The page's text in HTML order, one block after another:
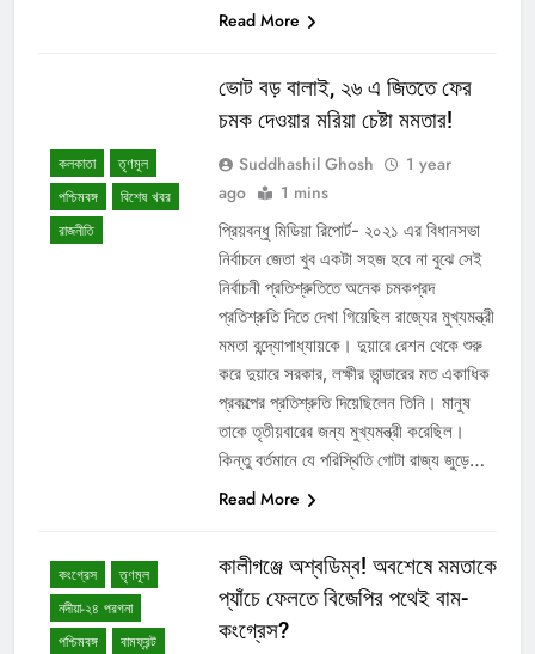
Read More
কলকাতা
তৃণমূল
পশ্চিমবঙ্গ
বিশেষ খবর
রাজনীতি
ভোট বড় বালাই, ২৬ এ জিততে ফের
চমক দেওয়ার মরিয়া চেষ্টা মমতার!
Suddhashil Ghosh
1 year
ago
1 mins
প্রিয়বন্ধু মিডিয়া রিপোর্ট- ২০২১ এর বিধানসভা
নির্বাচনে জেতা খুব একটা সহজ হবে না বুঝে সেই
নির্বাচনী প্রতিশ্রুতিতে অনেক চমকপ্রদ
প্রতিশ্রুতি দিতে দেখা গিয়েছিল রাজ্যের মুখ্যমন্ত্রী
মমতা বন্দ্যোপাধ্যায়কে। দুয়ারে রেশন থেকে শুরু
করে দুয়ারে সরকার, লক্ষীর ভান্ডারের মত একাধিক
প্রকল্পের প্রতিশ্রুতি দিয়েছিলেন তিনি। মানুষ
তাকে তৃতীয়বারের জন্য মুখ্যমন্ত্রী করেছিল।
কিন্তু বর্তমানে যে পরিস্থিতি গোটা রাজ্য জুড়ে…
Read More
কংগ্রেস
তৃণমূল
নদীয়া-২৪ পরগনা
পশ্চিমবঙ্গ
বামফ্রন্ট
কালীগঞ্জে অশ্বডিম্ব! অবশেষে মমতাকে
প্যাঁচে ফেলতে বিজেপির পথেই বাম-
কংগ্রেস?